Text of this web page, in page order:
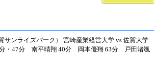
ンライズパーク） 宮崎産業経営大学 vs 佐賀大学
・47分 南平晴翔 40分 岡本優翔 63分 戸田渚颯